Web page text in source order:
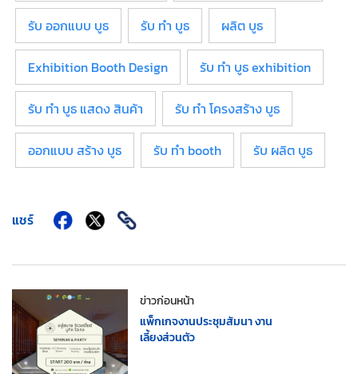
รับ ออกแบบ บูธ รับ ทำ บูธ ผลิต บูธ
Exhibition Booth Design รับ ทํา บูธ exhibition
รับ ทำ บูธ แสดง สินค้า รับ ทํา โครงสร้าง บูธ
ออกแบบ สร้าง บูธ รับ ทำ booth รับ ผลิต บูธ
แชร์
ข่าวก่อนหน้า
แพ็กเกจงานประชุมสัมนา งาน
เลี้ยงส่วนตัว